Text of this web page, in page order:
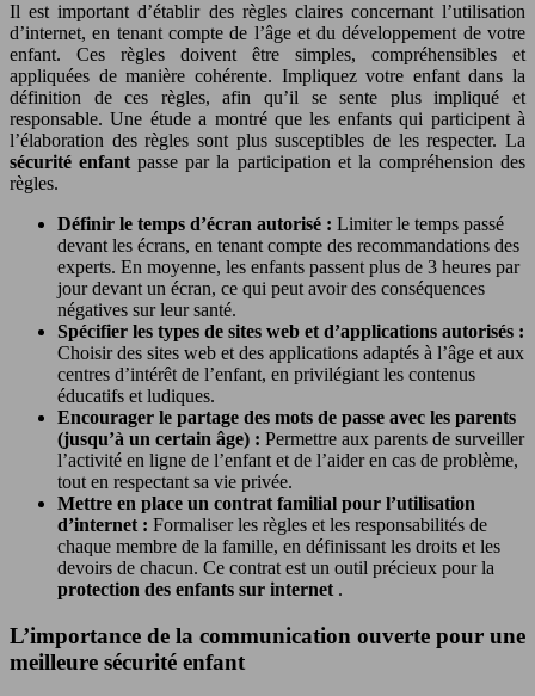
Il est important d’établir des règles claires concernant l’utilisation
d’internet, en tenant compte de l’âge et du développement de votre
enfant. Ces règles doivent être simples, compréhensibles et
appliquées de manière cohérente. Impliquez votre enfant dans la
définition de ces règles, afin qu’il se sente plus impliqué et
responsable. Une étude a montré que les enfants qui participent à
l’élaboration des règles sont plus susceptibles de les respecter. La
sécurité enfantpasse par la participation et la compréhension des
règles.
Définir le temps d’écran autorisé : Limiter le temps passé
devant les écrans, en tenant compte des recommandations des
experts. En moyenne, les enfants passent plus de 3 heures par
jour devant un écran, ce qui peut avoir des conséquences
négatives sur leur santé.
Spécifier les types de sites web et d’applications autorisés :
Choisir des sites web et des applications adaptés à l’âge et aux
centres d’intérêt de l’enfant, en privilégiant les contenus
éducatifs et ludiques.
Encourager le partage des mots de passe avec les parents
(jusqu’à un certain âge) : Permettre aux parents de surveiller
l’activité en ligne de l’enfant et de l’aider en cas de problème,
tout en respectant sa vie privée.
Mettre en place un contrat familial pour l’utilisation
d’internet : Formaliser les règles et les responsabilités de
chaque membre de la famille, en définissant les droits et les
devoirs de chacun. Ce contrat est un outil précieux pour la
protection des enfants sur internet .
L’importance de la communication ouverte pour une
meilleure sécurité enfant